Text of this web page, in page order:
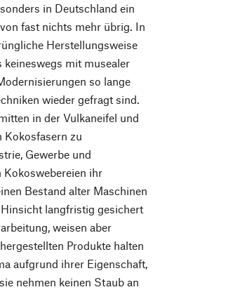
in Deutschland ein
fast nichts mehr übrig. In
Herstellungsweise
keineswegs mit musealer
so lange
wieder gefragt sind.
in der Vulkaneifel und
Kokosfasern zu
Gewerbe und
Kokoswebereien ihr
Bestand alter Maschinen
langfristig gesichert
weisen aber
Produkte halten
aufgrund ihrer Eigenschaft,
nehmen keinen Staub an